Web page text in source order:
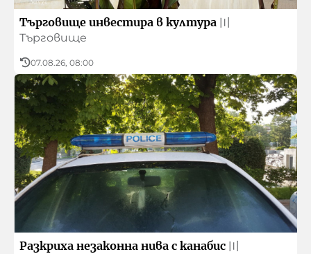
Търговище инвестира в култура 〣
Търговище
07.08.26, 08:00
Разкриха незаконна нива с канабис 〣